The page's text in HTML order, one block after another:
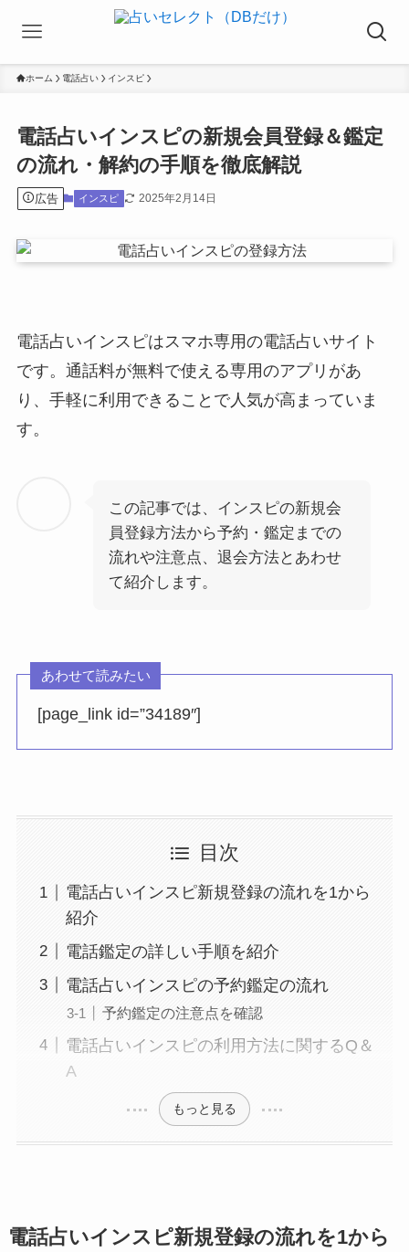
ホーム 電話占い インスピ
電話占いインスピの新規会員登録＆鑑定
の流れ・解約の手順を徹底解説
広告 インスピ 2025年2月14日
電話占いインスピはスマホ専用の電話占いサイト
です。通話料が無料で使える専用のアプリがあ
り、手軽に利用できることで人気が高まっていま
す。
この記事では、インスピの新規会
員登録方法から予約・鑑定までの
流れや注意点、退会方法とあわせ
て紹介します。
あわせて読みたい
[page_link id=”34189″]
目次
電話占いインスピ新規登録の流れを1から
紹介
電話鑑定の詳しい手順を紹介
電話占いインスピの予約鑑定の流れ
予約鑑定の注意点を確認
電話占いインスピの利用方法に関するQ＆
A
もっと見る
電話占いインスピ新規登録の流れを1から